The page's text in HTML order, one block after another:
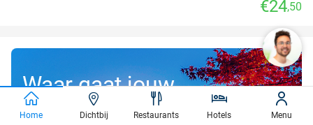
€24,50
Waar gaat jouw
gratis droomreis
Home Dichtbij Restaurants Hotels Menu